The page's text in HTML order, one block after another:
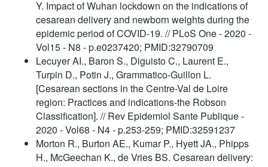
Y. Impact of Wuhan lockdown on the indications of
cesarean delivery and newborn weights during the
epidemic period of COVID-19. // PLoS One - 2020 -
Vol15 - N8 - p.e0237420; PMID:32790709
Lecuyer AI., Baron S., Diguisto C., Laurent E.,
Turpin D., Potin J., Grammatico-Guillon L.
[Cesarean sections in the Centre-Val de Loire
region: Practices and indications-the Robson
Classification]. // Rev Epidemiol Sante Publique -
2020 - Vol68 - N4 - p.253-259; PMID:32591237
Morton R., Burton AE., Kumar P., Hyett JA., Phipps
H., McGeechan K., de Vries BS. Cesarean delivery: